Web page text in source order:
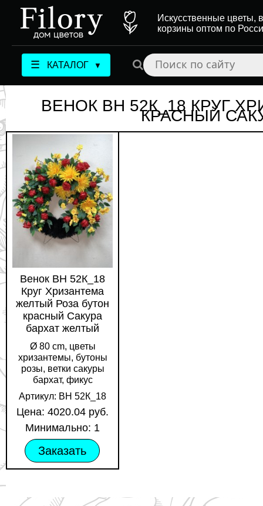
Искусственные цветы,
корзины оптом по
☰ КАТАЛОГ ▼
ВЕНОК ВН 52К_18 КРУГ
КРАСНЫЙ
Венок ВН 52К_18
Круг Хризантема
желтый Роза бутон
красный Сакура
бархат желтый
Ø 80 cm, цветы
хризантемы, бутоны
розы, ветки сакуры
бархат, фикус
Артикул: ВН 52К_18
Цена: 4020.04 руб.
Минимально: 1
Заказать